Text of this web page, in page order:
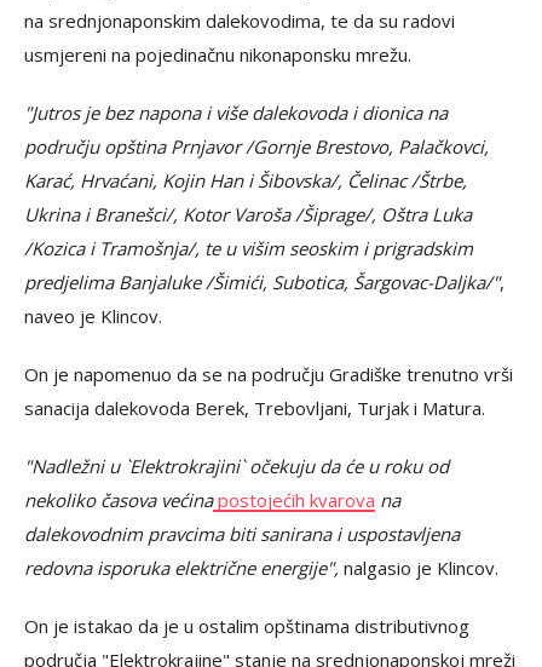
na srednjonaponskim dalekovodima, te da su radovi
usmjereni na pojedinačnu nikonaponsku mrežu.
"Jutros je bez napona i više dalekovoda i dionica na
području opština Prnjavor /Gornje Brestovo, Palačkovci,
Karać, Hrvaćani, Kojin Han i Šibovska/, Čelinac /Štrbe,
Ukrina i Branešci/, Kotor Varoša /Šiprage/, Oštra Luka
/Kozica i Tramošnja/, te u višim seoskim i prigradskim
predjelima Banjaluke /Šimići, Subotica, Šargovac-Daljka/",
naveo je Klincov.
On je napomenuo da se na području Gradiške trenutno vrši
sanacija dalekovoda Berek, Trebovljani, Turjak i Matura.
"Nadležni u `Elektrokrajini` očekuju da će u roku od
nekoliko časova većinapostojećih kvarova na
dalekovodnim pravcima biti sanirana i uspostavljena
redovna isporuka električne energije", nalgasio je Klincov.
On je istakao da je u ostalim opštinama distributivnog
područja "Elektrokrajine" stanje na srednjonaponskoj mreži